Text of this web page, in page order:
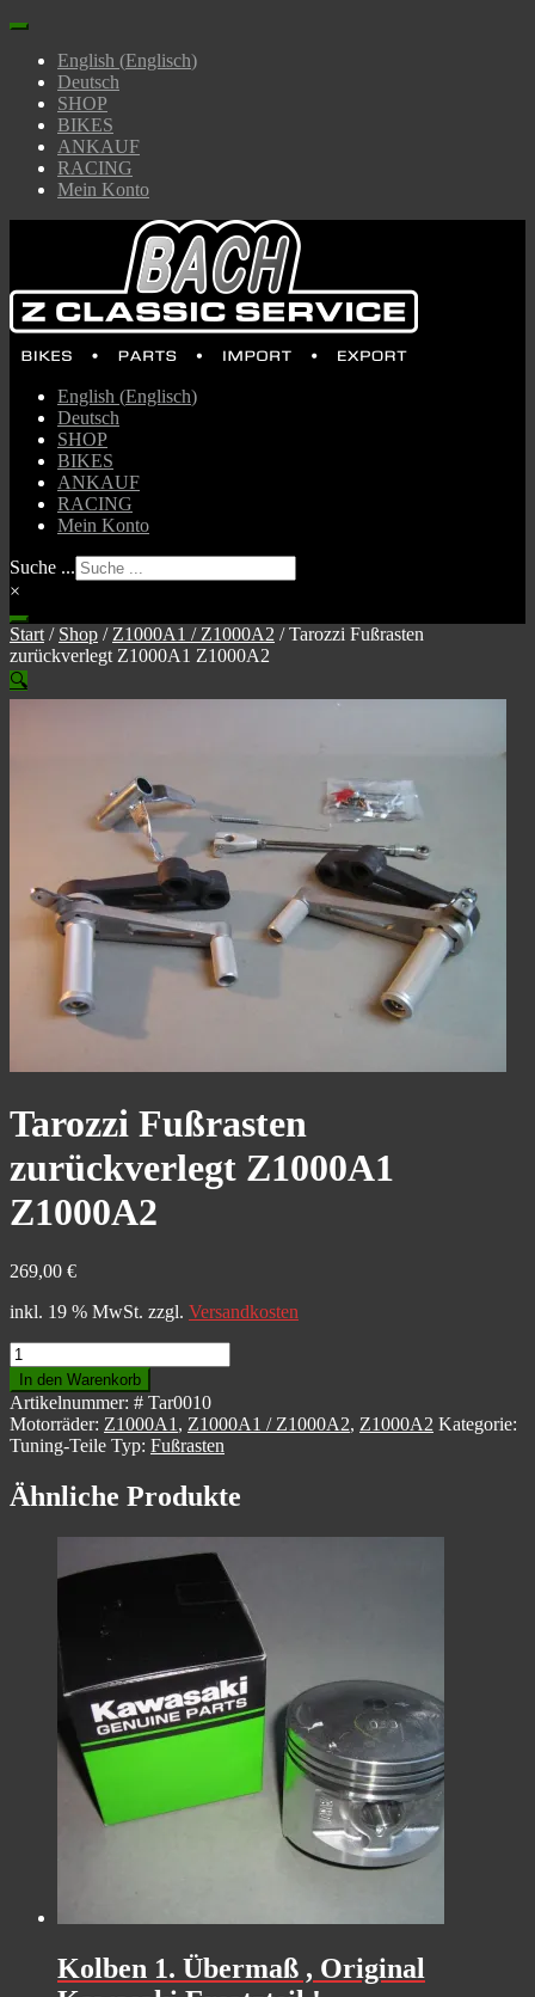
English (Englisch)
Deutsch
SHOP
BIKES
ANKAUF
RACING
Mein Konto
English (Englisch)
Deutsch
SHOP
BIKES
ANKAUF
RACING
Mein Konto
Suche ...
×
Start / Shop / Z1000A1 / Z1000A2 /Tarozzi Fußrasten
zurückverlegt Z1000A1 Z1000A2
🔍
Tarozzi Fußrasten
zurückverlegt Z1000A1
Z1000A2
269,00 €
inkl. 19 % MwSt. zzgl. Versandkosten
Tarozzi
Fußrasten
zurückverlegt
Z1000A1
Z1000A2
Menge
In den Warenkorb
Artikelnummer: # Tar0010
Motorräder: Z1000A1 , Z1000A1 / Z1000A2, Z1000A2 Kategorie:
Tuning-Teile Typ: Fußrasten
Ähnliche Produkte
Kolben 1. Übermaß , Original